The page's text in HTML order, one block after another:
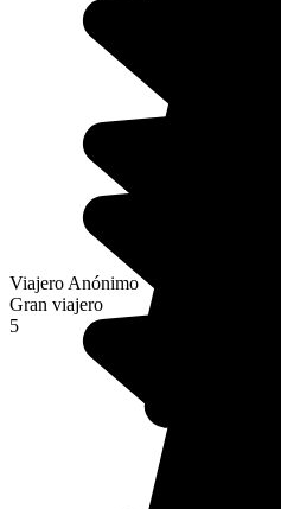
Viajero Anónimo
Gran viajero
5